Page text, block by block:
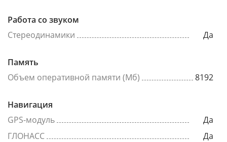
Работа со звуком
Стереодинамики
Да
Память
Объем оперативной памяти (Мб)
8192
Навигация
GPS-модуль
Да
ГЛОНАСС
Да